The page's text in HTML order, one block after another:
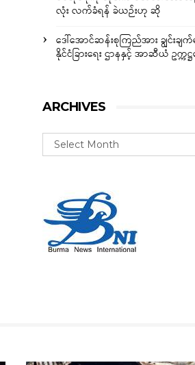
လုံး လက်ခံရန် ခဲယဉ်းဟု ဆို
ဒေါ်အောင်ဆန်းစုကြည်အား ချွင်းခ
နိုင်ငံခြားရေး ဌာနနှင့် အာဆီယံ ဥက္က
ARCHIVES